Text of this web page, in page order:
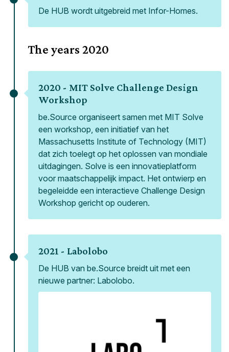
De HUB wordt uitgebreid met Infor-Homes.
The years 2020
2020 - MIT Solve Challenge Design
Workshop
be.Source organiseert samen met MIT Solve
een workshop, een initiatief van het
Massachusetts Institute of Technology (MIT)
dat zich toelegt op het oplossen van mondiale
uitdagingen. Solve is een innovatieplatform
voor maatschappelijk impact. Het ontwierp en
begeleidde een interactieve Challenge Design
Workshop gericht op ouderen.
2021 - Labolobo
De HUB van be.Source breidt uit met een
nieuwe partner: Labolobo.